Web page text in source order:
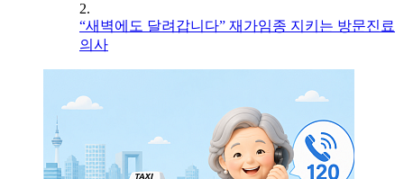
2.
“새벽에도 달려갑니다” 재가임종 지키는 방문진료
의사